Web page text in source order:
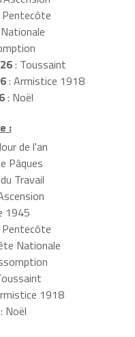
Pentecôte
: Toussaint
: Armistice 1918
: Noël
:
de l'an
Pâques
Travail
1945
Pentecôte
Nationale
1918
: Noël